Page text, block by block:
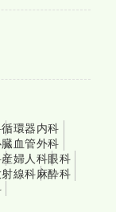
循環器内科
血管外科
産婦人科眼科
射線科麻酔科